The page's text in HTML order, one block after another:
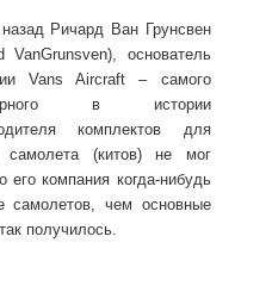
Ричард Ван Грунсвен
VanGrunsven), основатель
Vans Aircraft – самого
в истории
комплектов для
самолета (китов) не мог
его компания когда-нибудь
самолетов, чем основные
получилось.